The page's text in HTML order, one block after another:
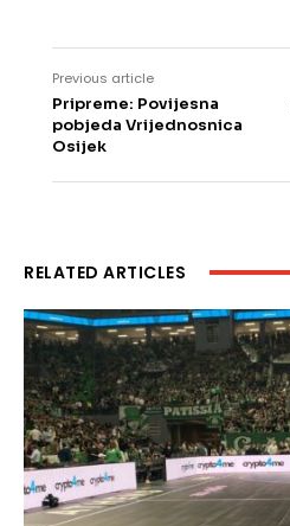
Previous article
Pripreme: Povijesna
pobjeda Vrijednosnica
Osijek
RELATED ARTICLES